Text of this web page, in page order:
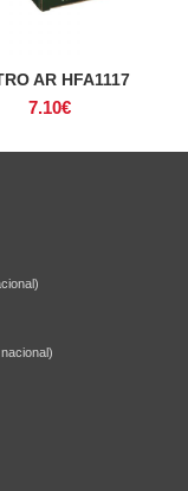
AR HFA1117
7.10€